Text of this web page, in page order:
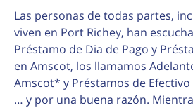
Las personas de todas partes,
viven en Port Richey, han
Préstamo de Dia de Pago y
en Amscot, los llamamos
Amscot* y Préstamos de
… y por una buena razón.